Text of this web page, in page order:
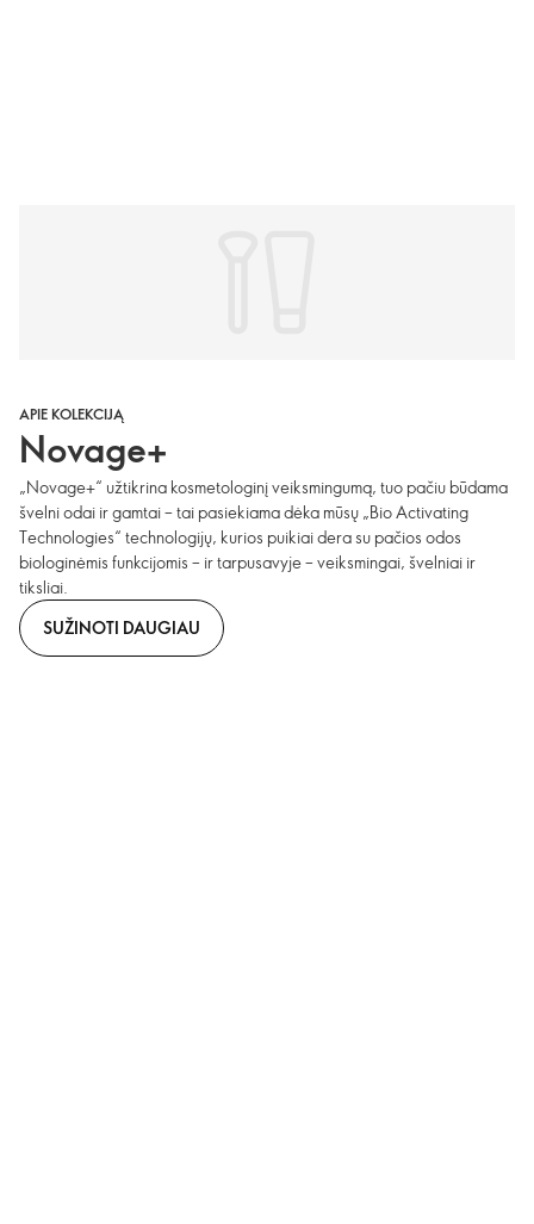
APIE KOLEKCIJĄ
Novage+
„Novage+“ užtikrina kosmetologinį veiksmingumą, tuo pačiu būdama
švelni odai ir gamtai – tai pasiekiama dėka mūsų „Bio Activating
Technologies“ technologijų, kurios puikiai dera su pačios odos
biologinėmis funkcijomis – ir tarpusavyje – veiksmingai, švelniai ir
tiksliai.
SUŽINOTI DAUGIAU